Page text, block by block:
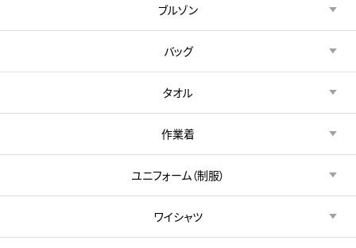
ブルゾン
バッグ
タオル
作業着
ユニフォーム（制服）
ワイシャツ